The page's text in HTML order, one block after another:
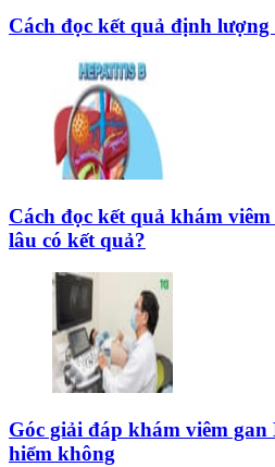
Cách đọc kết quả định
Cách đọc kết quả khám
lâu có kết quả?
Góc giải đáp khám viêm
hiểm không